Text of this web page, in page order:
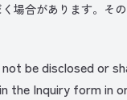
場合があります。そ
be disclosed or
the Inquiry form in